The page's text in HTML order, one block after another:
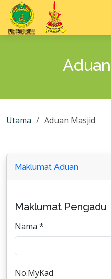
Utama Aduan Masjid
Maklumat Aduan
Maklumat Pengadu
Nama *
No.MyKad